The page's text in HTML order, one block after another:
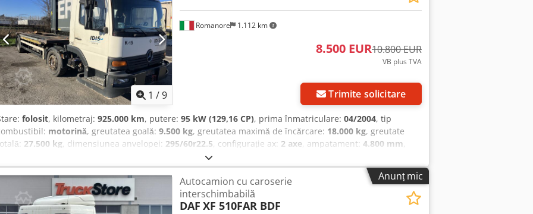
1 /9
Romanore 1.112 km
8.500 EUR10.800 EUR
VB plus TVA
Trimite solicitare
folosit, kilometraj: 925.000 km, putere: 95 kW (129,16 CP), prima înmatriculare: 04/2004, tip
motorină, greutatea goală: 9.500 kg, greutatea maximă de încărcare: 18.000 kg, greutate
27.500 kg, dimensiunea anvelopei: 295/60r22.5, configurație ax: 2 axe, ampatament: 4.800 mm,
, clasă de emisii:
operațională:18.000 kg, Dotări:cuplaj remorcă, faruri suplimentare, hidraulică, MACCHINA
SPOSTACASSE MOVIMENTA CASSE MOBILI , SEMIRIMORCHI E RIMORCHI TARGATURA MACCHINA
OPERATRICE - PATENTE B Cedpspa Uylsfx Agqoha
Anunț mic
Autocamion cu caroserie
interschimbabilă
DAF XF 510FAR BDF